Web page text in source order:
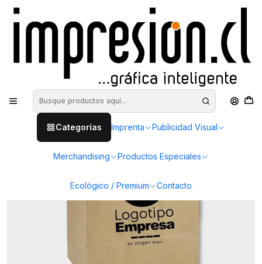
Categorías Imprenta Publicidad Visual
Merchandising Productos Especiales
Ecológico / Premium Contacto